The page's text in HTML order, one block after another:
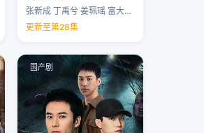
张新成 丁禹兮 姜珮瑶 富大龙 …
更新至第28集
国产剧